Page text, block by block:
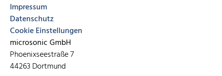
Impressum
Datenschutz
Cookie Einstellungen
microsonic GmbH
Phoenixseestraße 7
44263 Dortmund